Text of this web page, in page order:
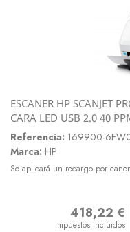
ESCANER HP SCANJET
CARA LED USB 2.0 40
Referencia: 169900-
Marca: HP
Se aplicará un recargo por
Precio418,22 €
Impuestos incluidos